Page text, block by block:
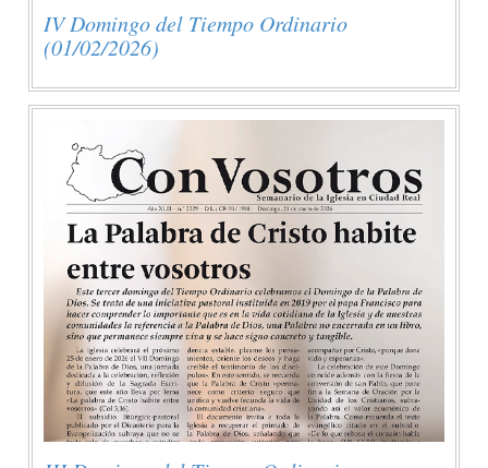
IV Domingo del Tiempo Ordinario
(01/02/2026)